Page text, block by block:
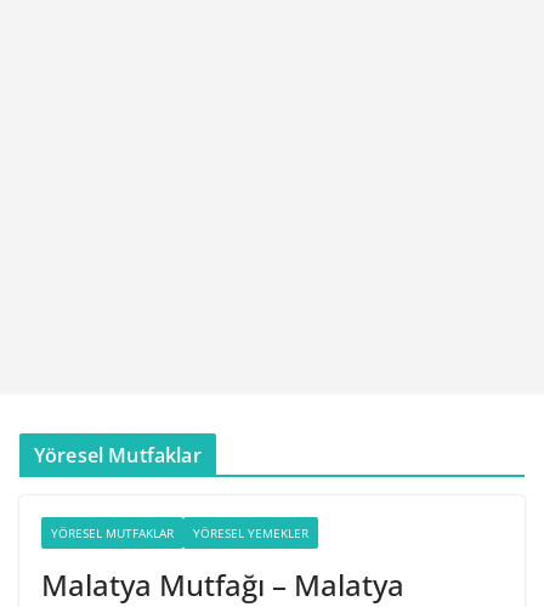
Yöresel Mutfaklar
YÖRESEL MUTFAKLAR YÖRESEL YEMEKLER
Malatya Mutfağı – Malatya